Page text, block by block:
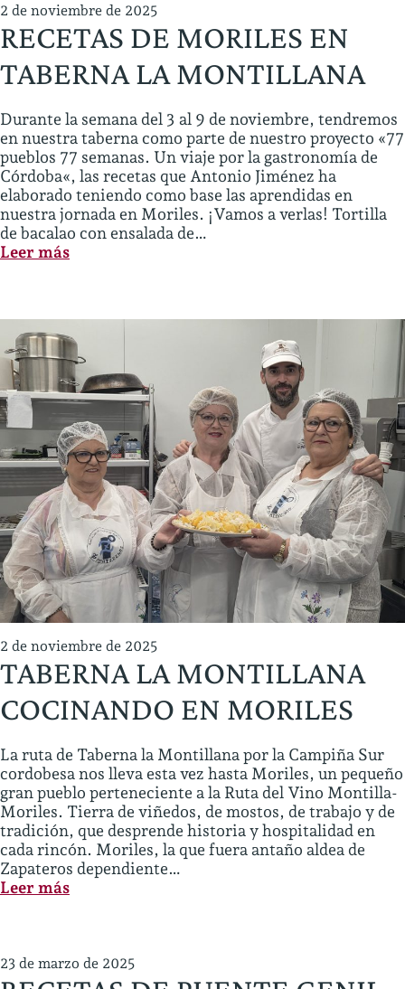
2 de noviembre de 2025
RECETAS DE MORILES EN
TABERNA LA MONTILLANA
Durante la semana del 3 al 9 de noviembre, tendremos
en nuestra taberna como parte de nuestro proyecto «77
pueblos 77 semanas. Un viaje por la gastronomía de
Córdoba«, las recetas que Antonio Jiménez ha
elaborado teniendo como base las aprendidas en
nuestra jornada en Moriles. ¡Vamos a verlas! Tortilla
de bacalao con ensalada de…
Leer más:
TABERNA
LA
MONTILLANA
2 de noviembre de 2025
TABERNA LA MONTILLANA
COCINANDO EN MORILES
La ruta de Taberna la Montillana por la Campiña Sur
cordobesa nos lleva esta vez hasta Moriles, un pequeño
gran pueblo perteneciente a la Ruta del Vino Montilla-
Moriles. Tierra de viñedos, de mostos, de trabajo y de
tradición, que desprende historia y hospitalidad en
cada rincón. Moriles, la que fuera antaño aldea de
Zapateros dependiente…
Leer más:
COCINANDO
EN
23 de marzo de 2025